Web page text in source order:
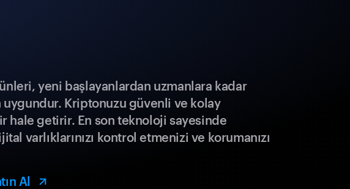
yeni başlayanlardan uzmanlara kadar
uygundur. Kriptonuzu güvenli ve kolay
hale getirir. En son teknoloji sayesinde
varlıklarınızı kontrol etmenizi ve korumanızı
Al